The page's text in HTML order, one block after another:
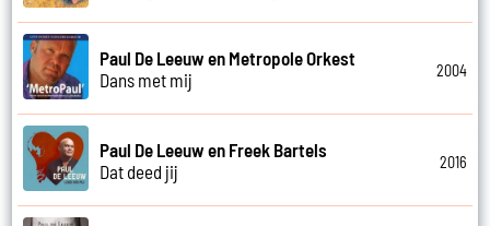
Paul De Leeuw en Metropole Orkest
Dans met mij
2004
Paul De Leeuw en Freek Bartels
Dat deed jij
2016